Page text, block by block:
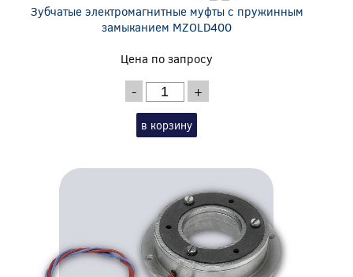
Зубчатые электромагнитные муфты с пружинным
замыканием MZOLD400
Цена по запросу
- +
в корзину